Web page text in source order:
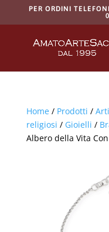
PER ORDINI
Home/ Prodotti /
religiosi / Gioielli /
Albero della Vita